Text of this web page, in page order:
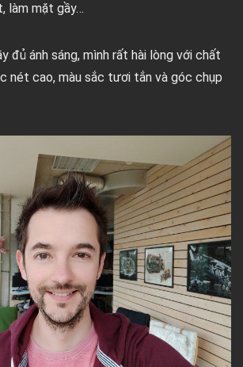
làm mặt gầy…
đủ ánh sáng, mình rất hài lòng với chất
nét cao, màu sắc tươi tắn và góc chụp